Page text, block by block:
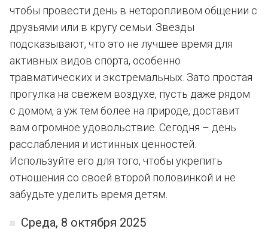
чтобы провести день в неторопливом общении с
друзьями или в кругу семьи. Звезды
подсказывают, что это не лучшее время для
активных видов спорта, особенно
травматических и экстремальных. Зато простая
прогулка на свежем воздухе, пусть даже рядом
с домом, а уж тем более на природе, доставит
вам огромное удовольствие. Сегодня – день
расслабления и истинных ценностей.
Используйте его для того, чтобы укрепить
отношения со своей второй половинкой и не
забудьте уделить время детям.
Среда, 8 октября 2025